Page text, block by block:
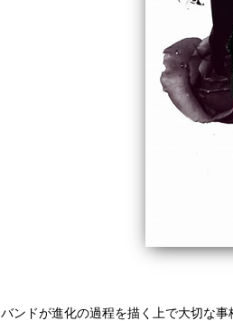
バンドが進化の過程を描く上で大切な